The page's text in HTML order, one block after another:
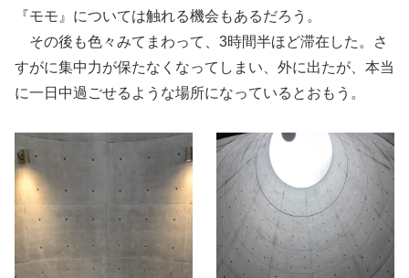
『モモ』については触れる機会もあるだろう。
その後も色々みてまわって、3時間半ほど滞在した。さ
すがに集中力が保たなくなってしまい、外に出たが、本当
に一日中過ごせるような場所になっているとおもう。